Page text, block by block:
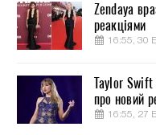
Zendaya
реакціями
16:55, 30
Taylor Swift
про новий
16:55, 27